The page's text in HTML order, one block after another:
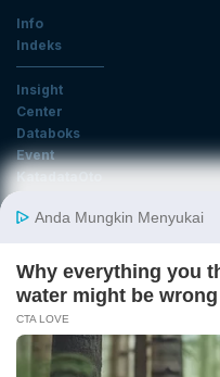
Info
Indeks
Insight
Center
Databoks
Event
KatadataOto
Email